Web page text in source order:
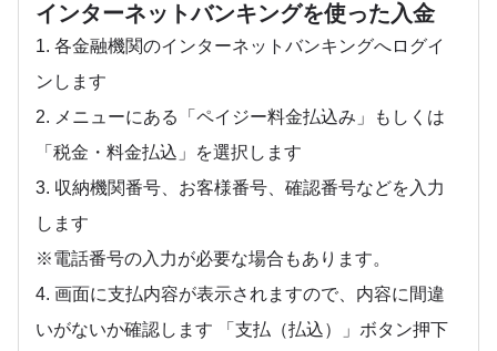
インターネットバンキングを使った入金
1. 各金融機関のインターネットバンキングへログイ
ンします
2. メニューにある「ペイジー料金払込み」もしくは
「税金・料金払込」を選択します
3. 収納機関番号、お客様番号、確認番号などを入力
します
※電話番号の入力が必要な場合もあります。
4. 画面に支払内容が表示されますので、内容に間違
いがないか確認します 「支払（払込）」ボタン押下